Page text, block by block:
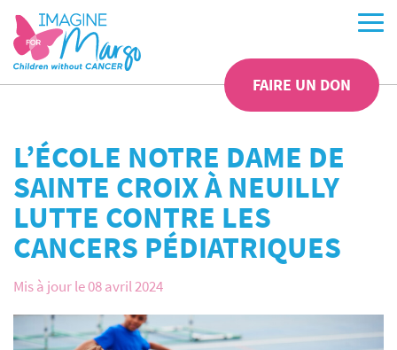
FAIRE UN DON
L’ÉCOLE NOTRE DAME DE
SAINTE CROIX À NEUILLY
LUTTE CONTRE LES
CANCERS PÉDIATRIQUES
Mis à jour le 08 avril 2024